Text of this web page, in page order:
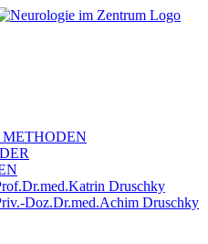
Druschky
Doz.Dr.med.Achim Druschky